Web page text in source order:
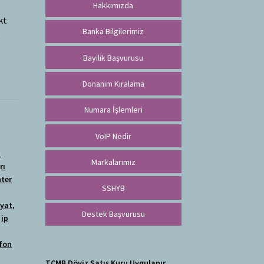
,
ip
Hakkımızda
Banka Bilgilerimiz
Bayilik Başvurusu
Donanım Kiralama
Numara İşlemleri
VoIP Nedir
Markalarımız
SSHYB
Destek Başvurusu